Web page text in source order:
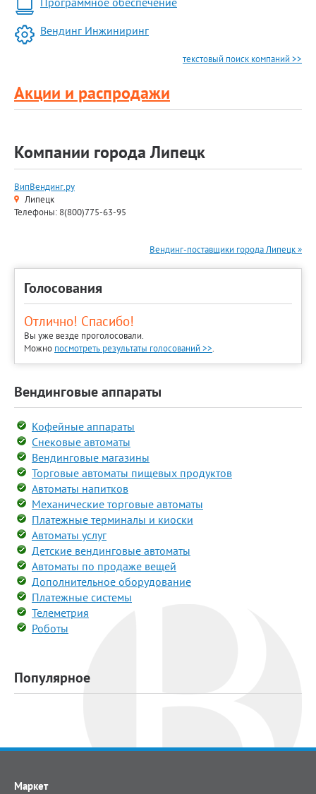
Вендинг Инжиниринг
текстовый поиск компаний >>
Акции и распродажи
Компании города Липецк
ВипВендинг.ру
Липецк
Телефоны: 8(800)775-63-95
Вендинг-поставщики города Липецк »
Голосования
Отлично! Спасибо!
Вы уже везде проголосовали.
Можно посмотреть результаты голосований >>.
Вендинговые аппараты
Кофейные аппараты
Снековые автоматы
Вендинговые магазины
Торговые автоматы пищевых продуктов
Автоматы напитков
Механические торговые автоматы
Платежные терминалы и киоски
Автоматы услуг
Детские вендинговые автоматы
Автоматы по продаже вещей
Дополнительное оборудование
Платежные системы
Телеметрия
Роботы
Популярное
Маркет